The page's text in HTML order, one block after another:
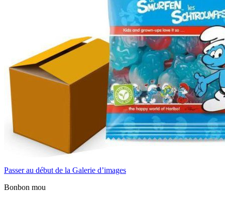
Passer au début de la Galerie d’images
Bonbon mou